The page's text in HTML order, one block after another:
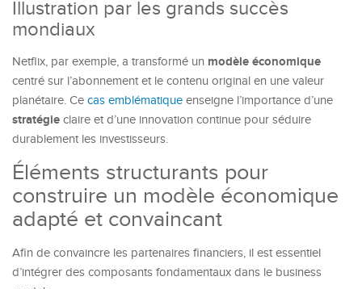
Illustration par les grands succès
mondiaux
Netflix, par exemple, a transformé un modèle économique
centré sur l’abonnement et le contenu original en une valeur
planétaire. Ce cas emblématique enseigne l’importance d’une
stratégie claire et d’une innovation continue pour séduire
durablement les investisseurs.
Éléments structurants pour
construire un modèle économique
adapté et convaincant
Afin de convaincre les partenaires financiers, il est essentiel
d’intégrer des composants fondamentaux dans le business